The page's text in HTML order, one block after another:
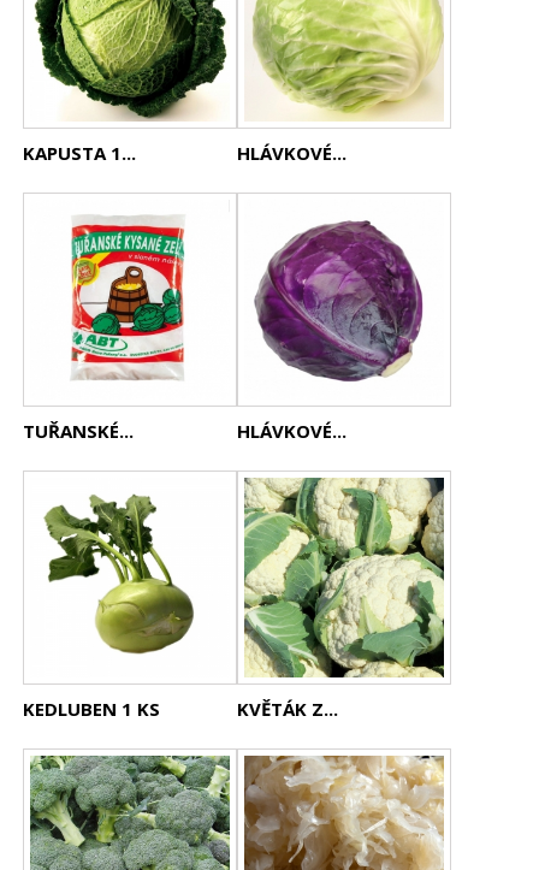
KAPUSTA 1... HLÁVKOVÉ...
TUŘANSKÉ... HLÁVKOVÉ...
KEDLUBEN 1 KS KVĚTÁK Z...